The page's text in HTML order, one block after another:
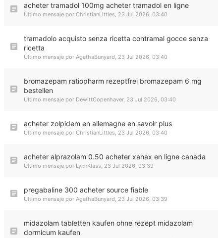
acheter tramadol 100mg acheter tramadol en ligne
Último mensaje por ChristianLittles, 23 Jul 2026, 03:40
tramadolo acquisto senza ricetta contramal gocce senza
ricetta
Último mensaje por AgathaBunyard, 23 Jul 2026, 03:40
bromazepam ratiopharm rezeptfrei bromazepam 6 mg
bestellen
Último mensaje por DewittCopenhaver, 23 Jul 2026, 03:40
acheter zolpidem en allemagne en savoir plus
Último mensaje por ChristianLittles, 23 Jul 2026, 03:40
acheter alprazolam 0.50 acheter xanax en ligne canada
Último mensaje por LynnKlass, 23 Jul 2026, 03:39
pregabaline 300 acheter source fiable
Último mensaje por AgathaBunyard, 23 Jul 2026, 03:39
midazolam tabletten kaufen ohne rezept midazolam
dormicum kaufen